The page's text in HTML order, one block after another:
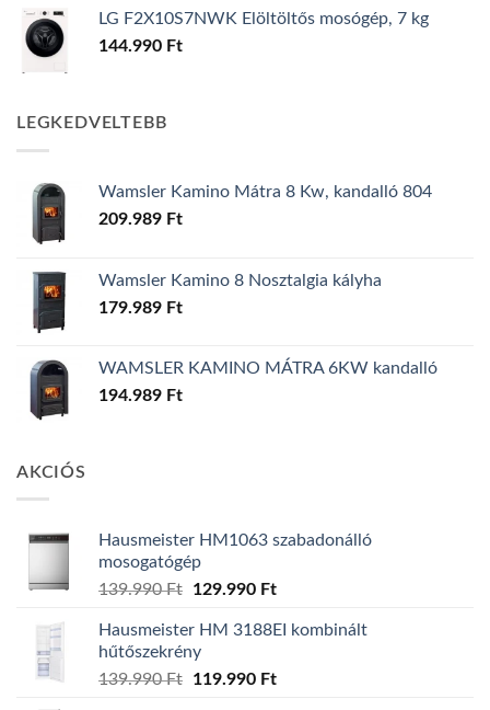
LG F2X10S7NWK Elöltöltős mosógép, 7 kg
144.990 Ft
LEGKEDVELTEBB
Wamsler Kamino Mátra 8 Kw, kandalló 804
209.989 Ft
Wamsler Kamino 8 Nosztalgia kályha
179.989 Ft
WAMSLER KAMINO MÁTRA 6KW kandalló
194.989 Ft
AKCIÓS
Hausmeister HM1063 szabadonálló
mosogatógép
139.990Ft
Original
was:
139.990 Ft.
129.990 FtCurrent
is:
Hausmeister HM 3188EI kombinált
hűtőszekrény
139.990Ft
Original
119.990 FtCurrent